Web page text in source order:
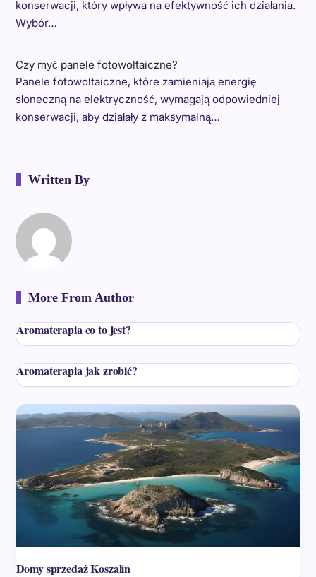
konserwacji, który wpływa na efektywność ich działania.
Wybór…
Czy myć panele fotowoltaiczne?
Panele fotowoltaiczne, które zamieniają energię
słoneczną na elektryczność, wymagają odpowiedniej
konserwacji, aby działały z maksymalną…
Written By
More From Author
Aromaterapia co to jest?
Aromaterapia jak zrobić?
Domy sprzedaż Koszalin